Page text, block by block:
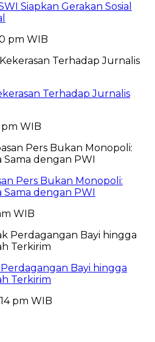
Siapkan Gerakan Sosial
pm WIB
Terhadap Jurnalis
pm WIB
Pers Bukan Monopoli:
Sama dengan PWI
WIB
Bayi hingga
Terkirim
pm WIB